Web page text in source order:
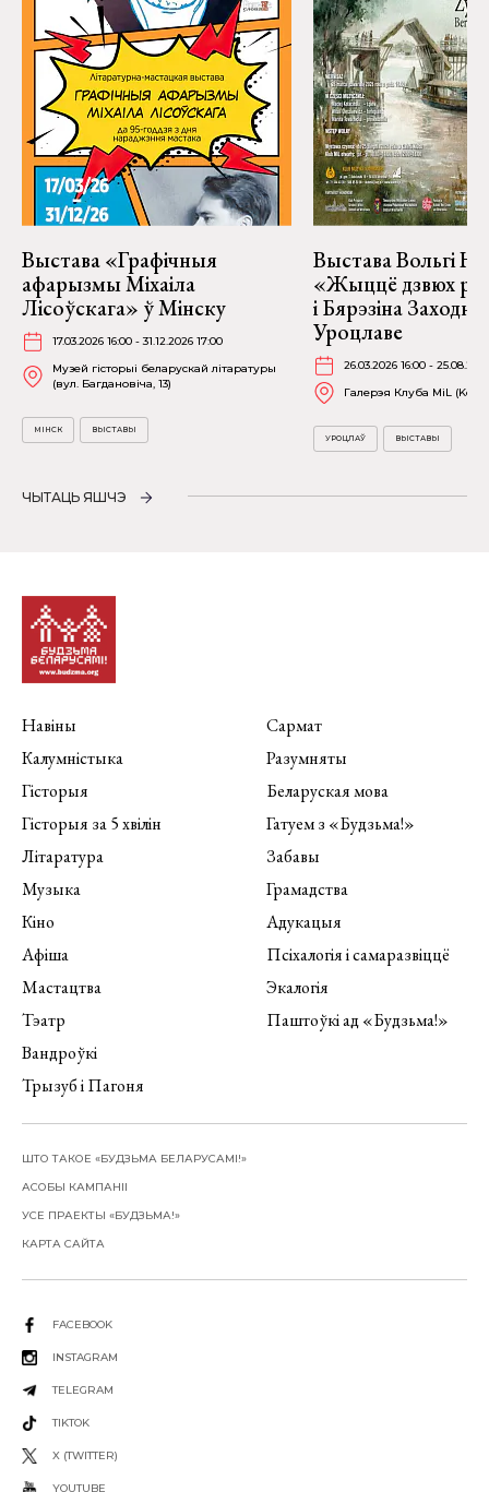
Выстава «Графічныя
афарызмы Міхаіла
Лісоўскага» ў Мінску
17.03.2026 16:00 - 31.12.2026 17:00
Музей гісторыі беларускай літаратуры
(вул. Багдановіча, 13)
МІНСК ВЫСТАВЫ
Выстава Вольгі
«Жыццё дзвюх
і Бярэзіна
Уроцлаве
26.03.2026 16:00 -
Галерэя Клуба MiL
УРОЦЛАЎ ВЫСТАВЫ
ЧЫТАЦЬ ЯШЧЭ
Навіны
Калумністыка
Гісторыя
Гісторыя за 5 хвілін
Літаратура
Музыка
Кіно
Афіша
Мастацтва
Тэатр
Вандроўкі
Трызуб і Пагоня
Сармат
Разумняты
Беларуская мова
Гатуем з «Будзьма!»
Забавы
Грамадства
Адукацыя
Псіхалогія і самаразвіццё
Экалогія
Паштоўкі ад «Будзьма!»
ШТО ТАКОЕ «БУДЗЬМА БЕЛАРУСАМІ!»
АСОБЫ КАМПАНІІ
УСЕ ПРАЕКТЫ «БУДЗЬМА!»
КАРТА САЙТА
FACEBOOK
INSTAGRAM
TELEGRAM
TIKTOK
X (TWITTER)
YOUTUBE